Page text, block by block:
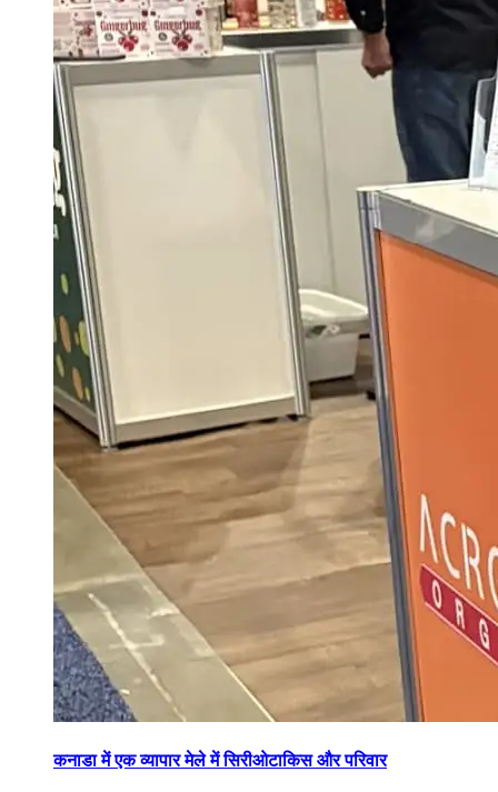
कनाडा में एक व्यापार मेले में सिरीओटाकिस और परिवार